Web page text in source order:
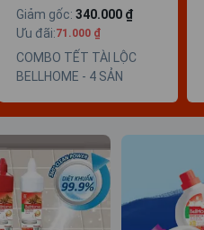
Giảm gốc: 340.000 ₫
Ưu đãi:71.000 ₫
COMBO TẾT TÀI LỘC
BELLHOME - 4 SẢN